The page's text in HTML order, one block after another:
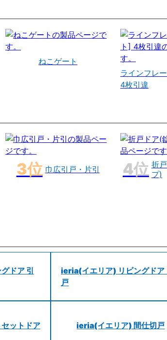
ねこゲート
ラインフレ
4枚引違
巾広引戸・片引
折
プ)
ドア 引
ieria(イエリア) リビングドア
戸
ットドア ieria(イエリア) 間仕切戸